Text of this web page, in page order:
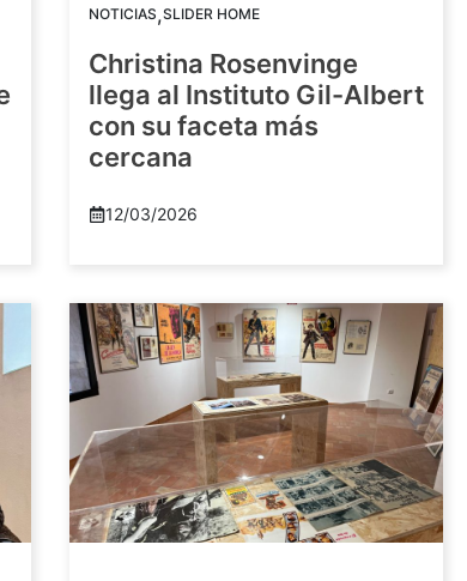
NOTICIAS,SLIDER HOME
Christina Rosenvinge
llega al Instituto Gil-Albert
con su faceta más
cercana
12/03/2026